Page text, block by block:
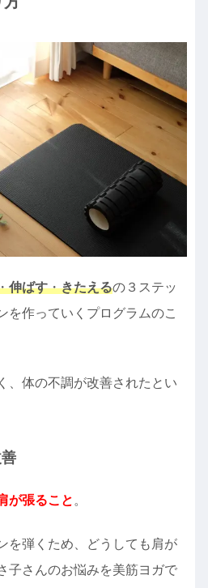
伸ばす・きたえるの３ステッ
を作っていくプログラムのこ
、体の不調が改善されたとい
が張ること 。
を弾くため、どうしても肩が
子さんのお悩みを美筋ヨガで